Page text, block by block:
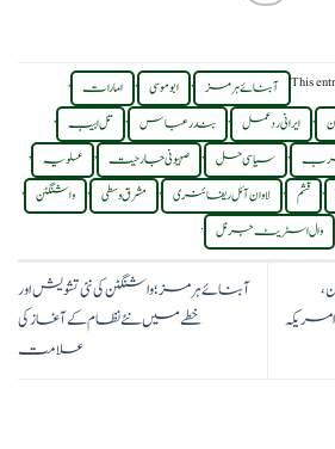
This آبنائے ہرمز , ابوموسی , امارات ,
, ایرانی ردعمل , بندر عباس , تل ابیب ,
, سیاسی حل , صہیونی جارحیت , عسلویہ ,
, قشم , لاوان آئل ریفائنری , مشرق وسطی , واشنگٹن ,
وال اسٹریٹ جرنل
.
آبنائے ہرمز؛ واشنگٹن کی نئی تشویش اور
خطے میں نئے نظام کے آغاز کی
علامت